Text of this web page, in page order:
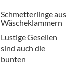
Schmetterlinge aus
Wäscheklammern
Lustige Gesellen
sind auch die
bunten